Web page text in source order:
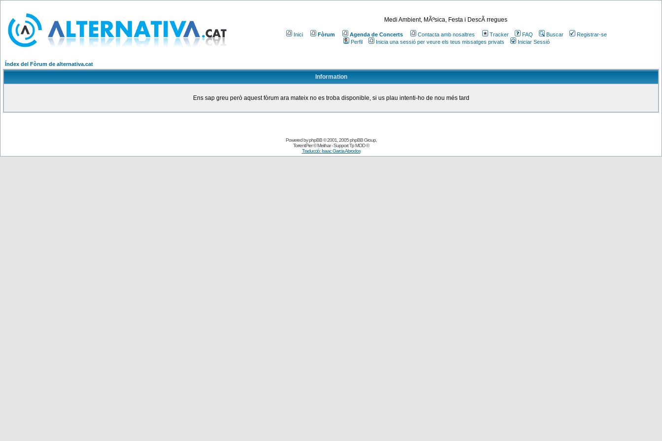
Medi Ambient, MÃºsica, Festa i DescÃ rregues
Inici Fòrum Agenda de Concerts Contacta amb nosaltres Tracker FAQ Buscar
Registrar-se
Perfil
Inicia una sessió per veure els teus missatges privats Iniciar Sessió
Índex del Fòrum de alternativa.cat
Information
Ens sap greu però aquest fòrum ara mateix no es troba disponible, si us plau intenti-ho de nou més tard
Powered byphpBB© 2001, 2005 phpBB Group,
TorrentPier© Meithar - SupportTp MOD©
Traducció: Isaac Garcia Abrodos